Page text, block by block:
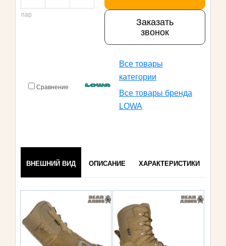
пар
Заказать
звонок
Сравнение
Все товары
категории
Все товары бренда
LOWA
ВНЕШНИЙ ВИД ОПИСАНИЕ ХАРАКТЕРИСТИКИ